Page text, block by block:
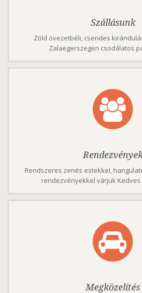
Szállásunk
Zöld övezetbéli, csendes
Zalaegerszegen csodálatos
Rendszeres zenés estekkel,
rendezvényekkel várjuk
Megközelítés